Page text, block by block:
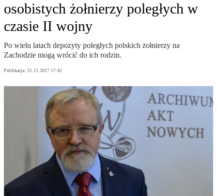
osobistych żołnierzy poległych w
czasie II wojny
Po wielu latach depozyty poległych polskich żołnierzy na
Zachodzie mogą wrócić do ich rodzin.
Publikacja: 21.11.2017 17:42